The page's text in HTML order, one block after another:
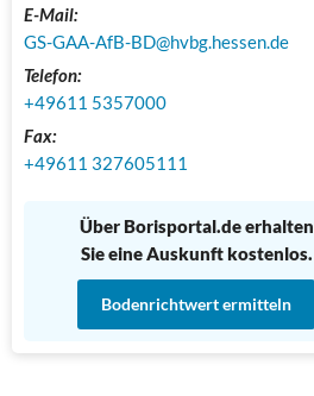
E-Mail:
GS-GAA-AfB-BD@hvbg.hessen.de
Telefon:
+49611 5357000
Fax:
+49611 327605111
Über Borisportal.de erhalten
Sie eine Auskunft kostenlos.
Bodenrichtwert ermitteln